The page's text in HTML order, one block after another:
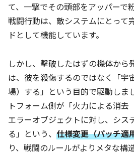
て、一撃でその頭部をアッパーで
戦闘行動は、敵システムにとって
ドとして機能しています。
しかし、撃破したはずの機体から
は、彼を殺傷するのではなく「宇
場）する」という目的で駆動しま
トフォーム側が「火力による消去
エラーオブジェクトに対し、シス
る」という、 仕様変更（パッチ適
り、戦闘のルールがよりメタな構